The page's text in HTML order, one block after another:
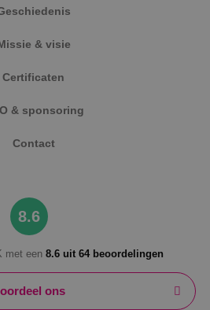
& visie
Certificaten
& sponsoring
Contact
8.6
met een 8.6 uit 64 beoordelingen
ons